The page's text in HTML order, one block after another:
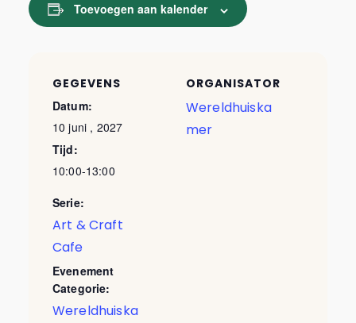
Toevoegen aan kalender
GEGEVENS
Datum:
10 juni , 2027
Tijd:
10:00-13:00
Serie:
Art & Craft
Cafe
Evenement
Categorie:
Wereldhuiska
ORGANISATOR
Wereldhuiska
mer